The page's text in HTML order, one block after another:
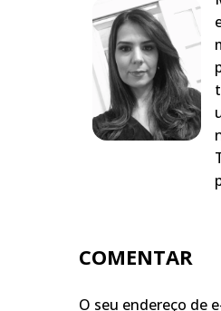
COMENTAR
O seu endereço de